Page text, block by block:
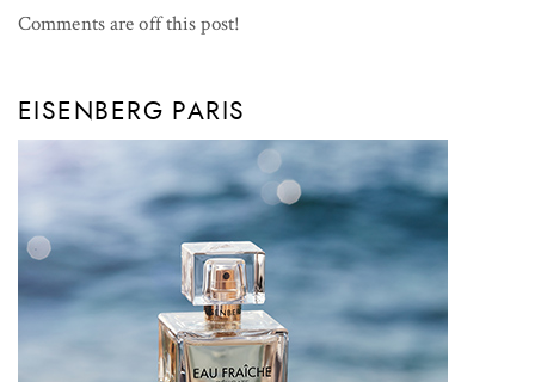
Comments are off this post!
EISENBERG PARIS